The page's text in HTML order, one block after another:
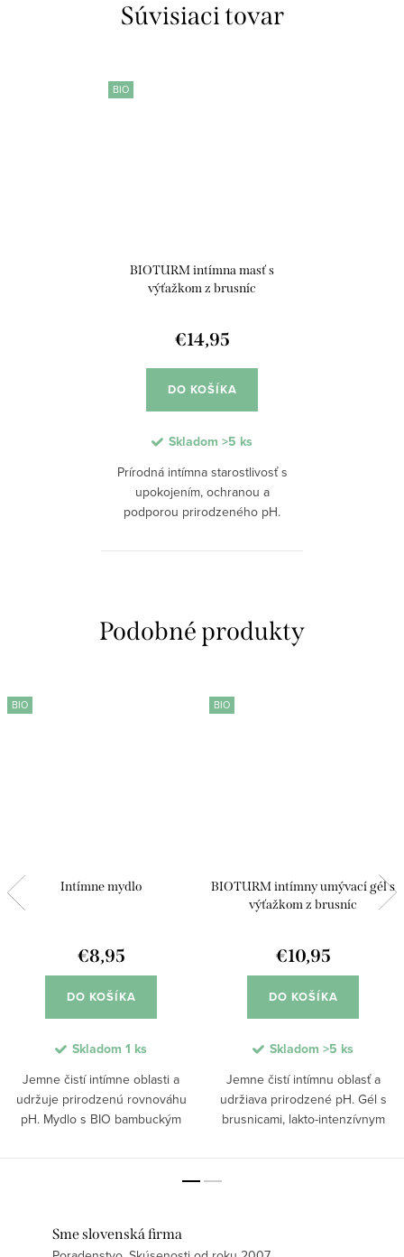
Súvisiaci tovar
BIO
BIOTURM intímna masť s
výťažkom z brusníc
€14,95
DO KOŠÍKA
Skladom >5 ks
Prírodná intímna starostlivosť s
upokojením, ochranou a
podporou prirodzeného pH.
BIO
Intímne mydlo
€8,95
DO KOŠÍKA
Skladom 1 ks
Jemne čistí intímne oblasti a
udržuje prirodzenú rovnováhu
pH. Mydlo s BIO bambuckým
BIO
BIOTURM intímny umývací gél s
výťažkom z brusníc
€10,95
DO KOŠÍKA
Skladom >5 ks
Jemne čistí intímnu oblasť a
udržiava prirodzené pH. Gél s
brusnicami, lakto-intenzívnym
Sme slovenská firma